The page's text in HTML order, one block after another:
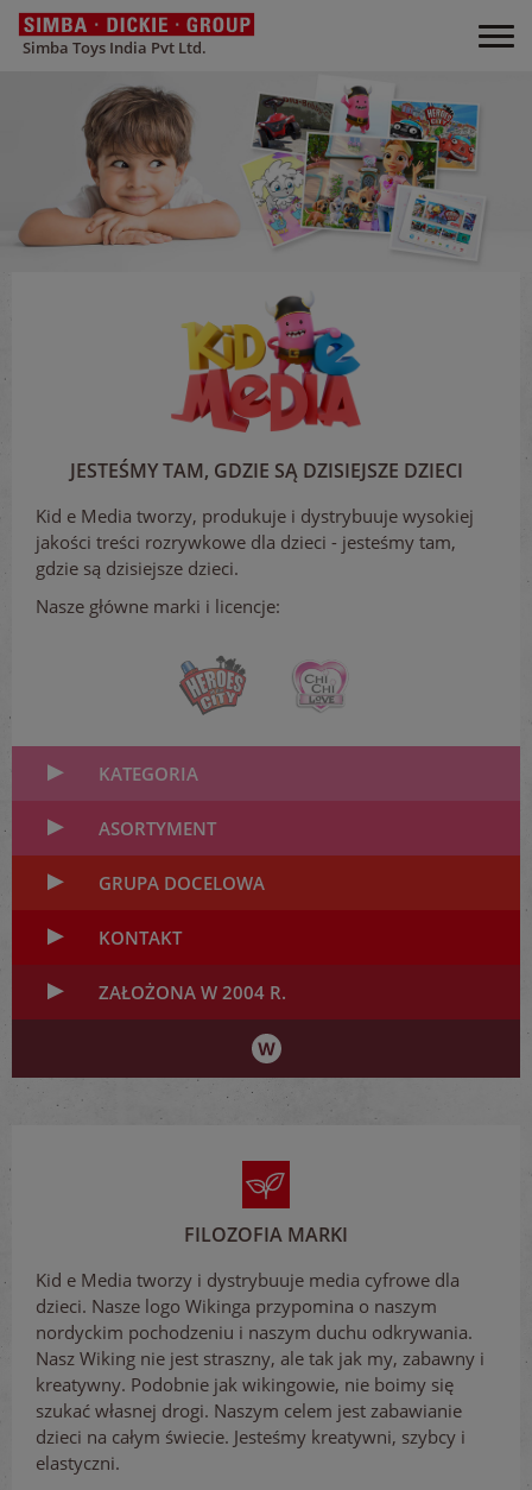
Simba Toys India Pvt Ltd.
JESTEŚMY TAM, GDZIE SĄ DZISIEJSZE DZIECI
Kid e Media tworzy, produkuje i dystrybuuje wysokiej
jakości treści rozrywkowe dla dzieci - jesteśmy tam,
gdzie są dzisiejsze dzieci.
Nasze główne marki i licencje:
KATEGORIA
ASORTYMENT
GRUPA DOCELOWA
KONTAKT
ZAŁOŻONA W 2004 R.
FILOZOFIA MARKI
Kid e Media tworzy i dystrybuuje media cyfrowe dla
dzieci. Nasze logo Wikinga przypomina o naszym
nordyckim pochodzeniu i naszym duchu odkrywania.
Nasz Wiking nie jest straszny, ale tak jak my, zabawny i
kreatywny. Podobnie jak wikingowie, nie boimy się
szukać własnej drogi. Naszym celem jest zabawianie
dzieci na całym świecie. Jesteśmy kreatywni, szybcy i
elastyczni.